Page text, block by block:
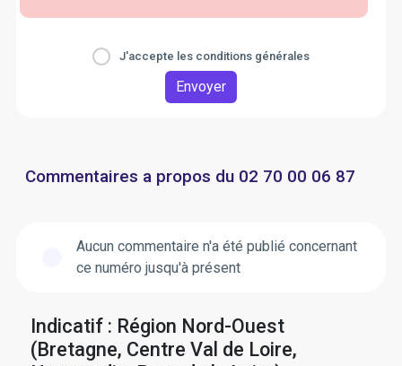
J'accepte les conditions générales
Envoyer
Commentaires a propos du 02 70 00 06 87
Aucun commentaire n'a été publié concernant
ce numéro jusqu'à présent
Indicatif : Région Nord-Ouest
(Bretagne, Centre Val de Loire,